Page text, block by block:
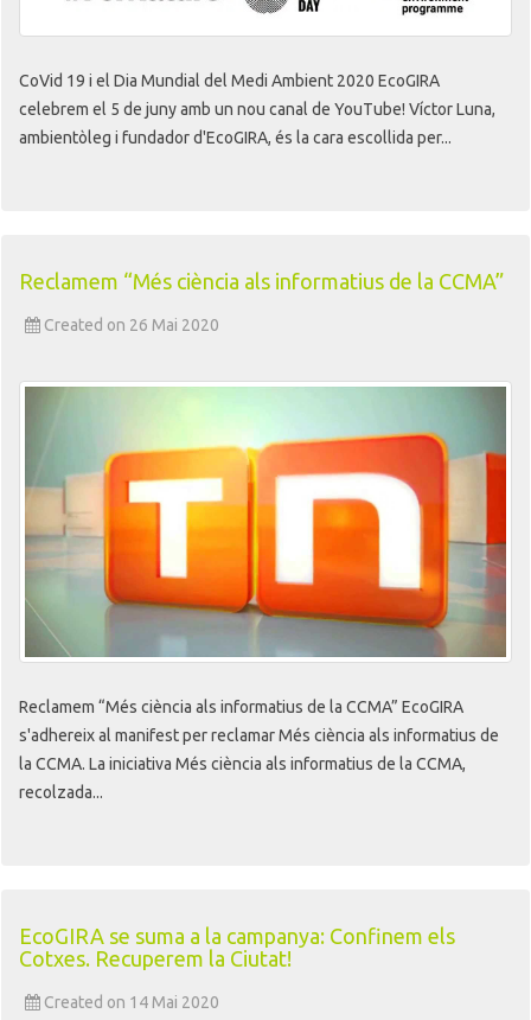
CoVid 19 i el Dia Mundial del Medi Ambient 2020 EcoGIRA
celebrem el 5 de juny amb un nou canal de YouTube! Víctor Luna,
ambientòleg i fundador d'EcoGIRA, és la cara escollida per...
Reclamem “Més ciència als informatius de la CCMA”
Created on 26 Mai 2020
Reclamem “Més ciència als informatius de la CCMA” EcoGIRA
s'adhereix al manifest per reclamar Més ciència als informatius de
la CCMA. La iniciativa Més ciència als informatius de la CCMA,
recolzada...
EcoGIRA se suma a la campanya: Confinem els
Cotxes. Recuperem la Ciutat!
Created on 14 Mai 2020